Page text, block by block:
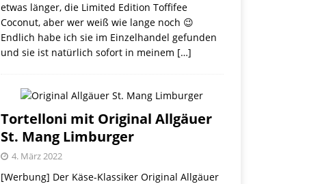
etwas länger, die Limited Edition Toffifee
Coconut, aber wer weiß wie lange noch 😉
Endlich habe ich sie im Einzelhandel gefunden
und sie ist natürlich sofort in meinem […]
Tortelloni mit Original Allgäuer
St. Mang Limburger
4. März 2022
[Werbung] Der Käse-Klassiker Original Allgäuer